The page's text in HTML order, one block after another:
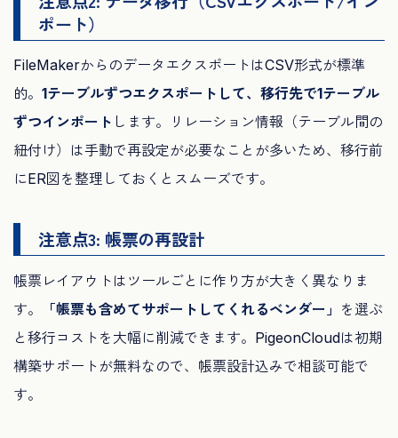
ポート）
FileMakerからのデータエクスポートはCSV形式が標準
的。 1テーブルずつエクスポートして、移行先で1テーブル
ずつインポート します。リレーション情報（テーブル間の
紐付け）は手動で再設定が必要なことが多いため、移行前
にER図を整理しておくとスムーズです。
注意点3: 帳票の再設計
帳票レイアウトはツールごとに作り方が大きく異なりま
す。
「帳票も含めてサポートしてくれるベンダー」 を選ぶ
と移行コストを大幅に削減できます。PigeonCloudは初期
構築サポートが無料なので、帳票設計込みで相談可能で
す。